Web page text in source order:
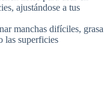
ajustándose a tus
manchas difíciles, grasa
las superficies